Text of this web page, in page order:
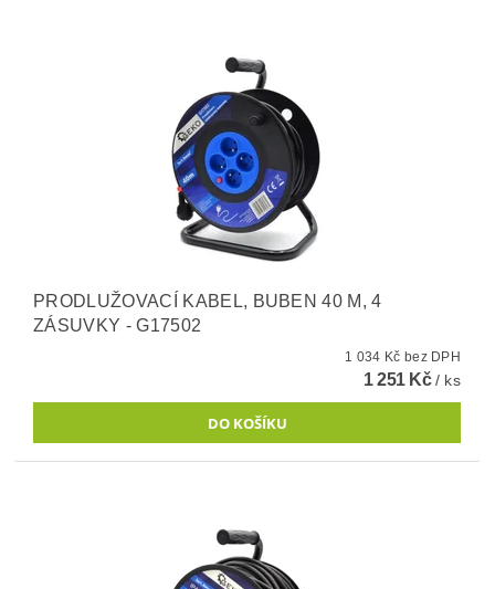
PRODLUŽOVACÍ KABEL, BUBEN 40 M, 4
ZÁSUVKY - G17502
1 034 Kč bez DPH
1 251 Kč/ ks